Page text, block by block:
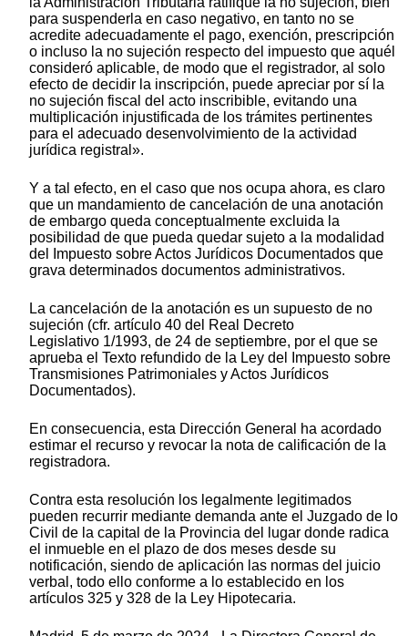
para suspenderla en caso negativo, en tanto no se
acredite adecuadamente el pago, exención, prescripción
o incluso la no sujeción respecto del impuesto que aquél
consideró aplicable, de modo que el registrador, al solo
efecto de decidir la inscripción, puede apreciar por sí la
no sujeción fiscal del acto inscribible, evitando una
multiplicación injustificada de los trámites pertinentes
para el adecuado desenvolvimiento de la actividad
jurídica registral».
Y a tal efecto, en el caso que nos ocupa ahora, es claro
que un mandamiento de cancelación de una anotación
de embargo queda conceptualmente excluida la
posibilidad de que pueda quedar sujeto a la modalidad
del Impuesto sobre Actos Jurídicos Documentados que
grava determinados documentos administrativos.
La cancelación de la anotación es un supuesto de no
sujeción (cfr. artículo 40 del Real Decreto
Legislativo 1/1993, de 24 de septiembre, por el que se
aprueba el Texto refundido de la Ley del Impuesto sobre
Transmisiones Patrimoniales y Actos Jurídicos
Documentados).
En consecuencia, esta Dirección General ha acordado
estimar el recurso y revocar la nota de calificación de la
registradora.
Contra esta resolución los legalmente legitimados
pueden recurrir mediante demanda ante el Juzgado de lo
Civil de la capital de la Provincia del lugar donde radica
el inmueble en el plazo de dos meses desde su
notificación, siendo de aplicación las normas del juicio
verbal, todo ello conforme a lo establecido en los
artículos 325 y 328 de la Ley Hipotecaria.